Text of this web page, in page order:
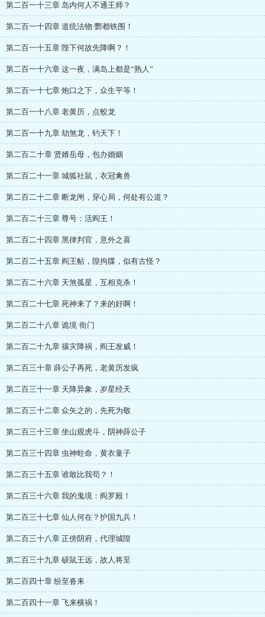
第二百一十三章 岛内何人不通王师？
第二百一十四章 道统法物·酆都铁围！
第二百一十五章 陛下何故先降啊？！
第二百一十六章 这一夜，满岛上都是“熟人”
第二百一十七章 炮口之下，众生平等！
第二百一十八章 老黄历，点蛟龙
第二百一十九章 劫煞龙，钓天下！
第二百二十章 贤婿岳母，包办婚姻
第二百二十一章 城狐社鼠，衣冠禽兽
第二百二十二章 断龙闸，穿心局，何处有公道？
第二百二十三章 尊号：活阎王！
第二百二十四章 黑律判官，意外之喜
第二百二十五章 阎王帖，隍拘牒，似有古怪？
第二百二十六章 天煞孤星，互相克杀！
第二百二十七章 死神来了？来的好啊！
第二百二十八章 诡境·衙门
第二百二十九章 禳灾降祸，阎王发威！
第二百三十章 薛公子再死，老黄历发疯
第二百三十一章 天降异象，岁星经天
第二百三十二章 众矢之的，先死为敬
第二百三十三章 坐山观虎斗，阴神薛公子
第二百三十四章 虫神蛀命，黄衣童子
第二百三十五章 谁敢比我苟？！
第二百三十六章 我的鬼境：阎罗殿！
第二百三十七章 仙人何在？护国九兵！
第二百三十八章 正傍阴府，代理城隍
第二百三十九章 硕鼠王远，故人将至
第二百四十章 纷至沓来
第二百四十一章 飞来横祸！